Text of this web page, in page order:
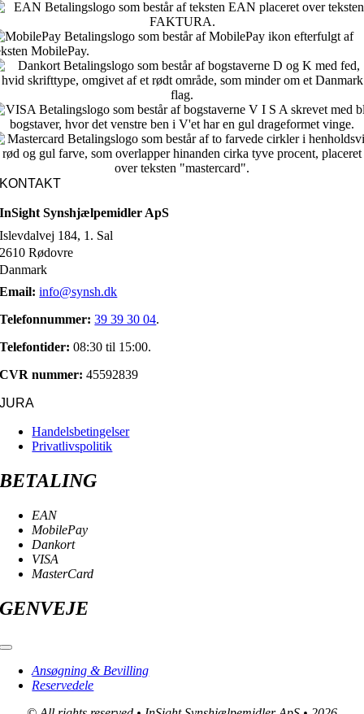
KONTAKT
InSight Synshjælpemidler ApS
Islevdalvej 184, 1. Sal
2610 Rødovre
Danmark
Email: info@synsh.dk
Telefonnummer: 39 39 30 04.
Telefontider: 08:30 til 15:00.
CVR nummer: 45592839
JURA
Handelsbetingelser
Privatlivspolitik
BETALING
EAN
MobilePay
Dankort
VISA
MasterCard
GENVEJE
Toggle
NavigationAnsøgning & Bevilling
Reservedele